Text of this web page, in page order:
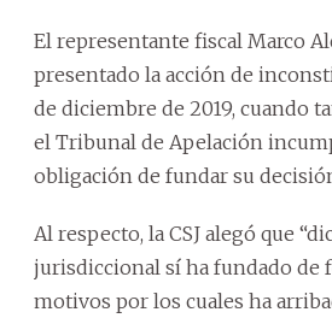
El representante fiscal Marco
presentado la acción de
de diciembre de 2019, cuando
el Tribunal de Apelación
obligación de fundar su
Al respecto, la CSJ alegó que
jurisdiccional sí ha fundado de
motivos por los cuales ha